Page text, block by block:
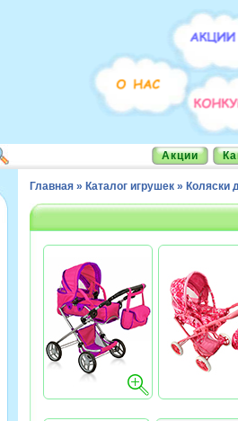
Акции
Главная » Каталог игрушек » Коляски